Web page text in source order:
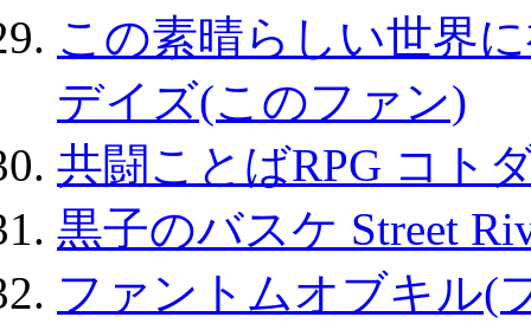
この素晴らしい世界
デイズ(このファン)
共闘ことばRPG コト
黒子のバスケ Street
ファントムオブキル(